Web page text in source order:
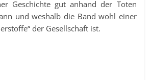
Geschichte gut anhand der Toten
und weshalb die Band wohl einer
der Gesellschaft ist.